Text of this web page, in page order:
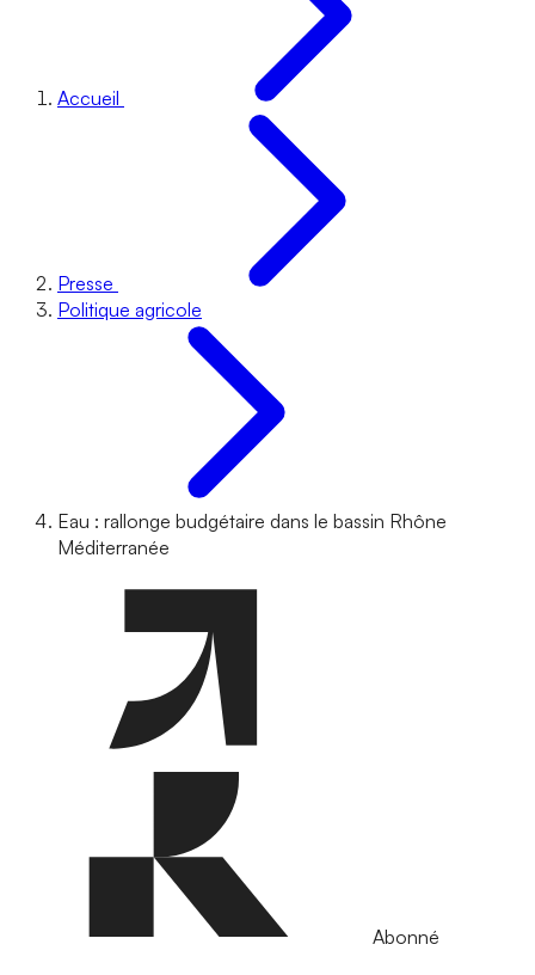
Accueil
Presse
Politique agricole
Eau : rallonge budgétaire dans le bassin Rhône
Méditerranée
Abonné